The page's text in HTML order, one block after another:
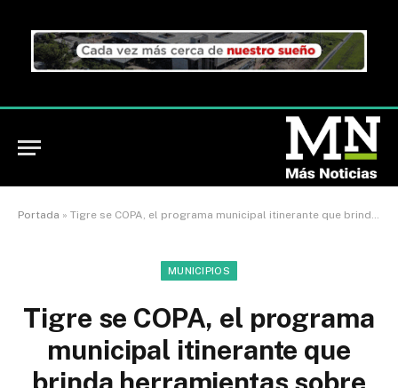
Portada » Tigre se COPA, el programa municipal itinerante que brinda herramientas sobre salud integral para las personas menstruantes
MUNICIPIOS
Tigre se COPA, el programa
municipal itinerante que